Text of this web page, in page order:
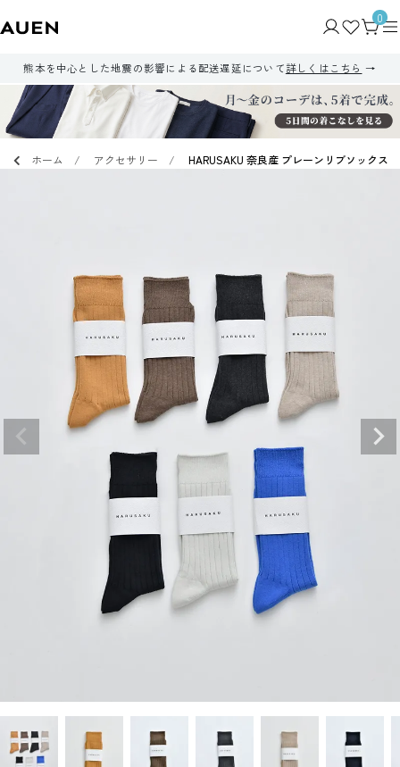
0
熊本を中心とした地震の影響による配送遅延について詳しくはこちら
ホーム アクセサリー HARUSAKU 奈良産 プレーンリブソックス